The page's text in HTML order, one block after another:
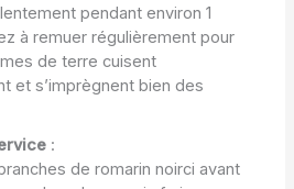
pendant environ 1
à remuer régulièrement pour
de terre cuisent
et s’imprègnent bien des
:
de romarin noirci avant